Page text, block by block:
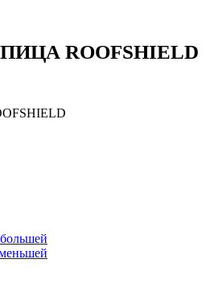
ROOFSHIELD